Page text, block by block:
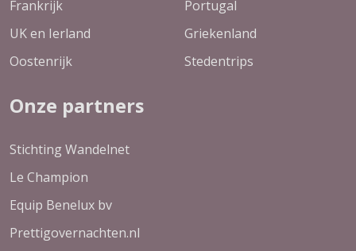
Frankrijk
UK en Ierland
Oostenrijk
Portugal
Griekenland
Stedentrips
Onze partners
Stichting Wandelnet
Le Champion
Equip Benelux bv
Prettigovernachten.nl